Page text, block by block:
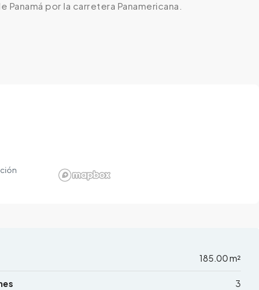
por la carretera Panamericana.
185.00 m²
3